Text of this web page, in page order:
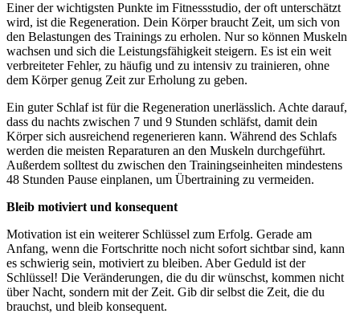
Einer der wichtigsten Punkte im Fitnessstudio, der oft unterschätzt
wird, ist die Regeneration. Dein Körper braucht Zeit, um sich von
den Belastungen des Trainings zu erholen. Nur so können Muskeln
wachsen und sich die Leistungsfähigkeit steigern. Es ist ein weit
verbreiteter Fehler, zu häufig und zu intensiv zu trainieren, ohne
dem Körper genug Zeit zur Erholung zu geben.
Ein guter Schlaf ist für die Regeneration unerlässlich. Achte darauf,
dass du nachts zwischen 7 und 9 Stunden schläfst, damit dein
Körper sich ausreichend regenerieren kann. Während des Schlafs
werden die meisten Reparaturen an den Muskeln durchgeführt.
Außerdem solltest du zwischen den Trainingseinheiten mindestens
48 Stunden Pause einplanen, um Übertraining zu vermeiden.
Bleib motiviert und konsequent
Motivation ist ein weiterer Schlüssel zum Erfolg. Gerade am
Anfang, wenn die Fortschritte noch nicht sofort sichtbar sind, kann
es schwierig sein, motiviert zu bleiben. Aber Geduld ist der
Schlüssel! Die Veränderungen, die du dir wünschst, kommen nicht
über Nacht, sondern mit der Zeit. Gib dir selbst die Zeit, die du
brauchst, und bleib konsequent.